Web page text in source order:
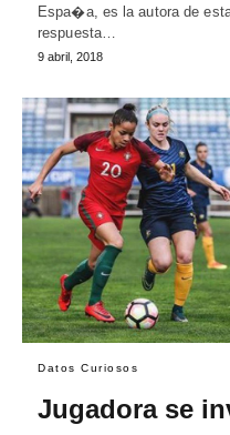
Espa�a, es la autora de
respuesta…
9 abril, 2018
Datos Curiosos
Jugadora se